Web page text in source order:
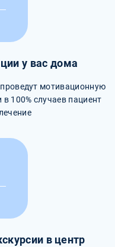
у вас дома
мотивационную
100% случаев пациент
в центр